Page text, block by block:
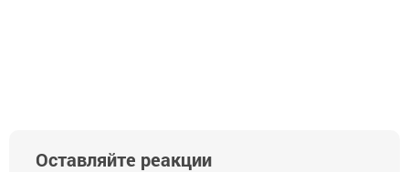
Оставляйте реакции